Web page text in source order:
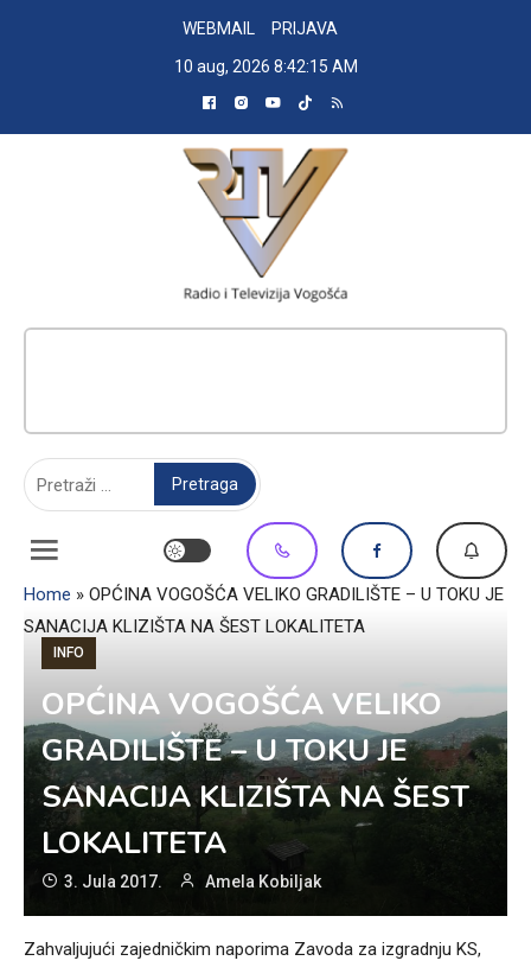
WEBMAIL
PRIJAVA
10 aug, 2026 8:42:16 AM
Home » OPĆINA VOGOŠĆA VELIKO GRADILIŠTE – U TOKU JE
SANACIJA KLIZIŠTA NA ŠEST LOKALITETA
INFO
OPĆINA VOGOŠĆA VELIKO
GRADILIŠTE – U TOKU JE
SANACIJA KLIZIŠTA NA ŠEST
LOKALITETA
3. Jula 2017. Amela Kobiljak
Zahvaljujući zajedničkim naporima Zavoda za izgradnju KS,